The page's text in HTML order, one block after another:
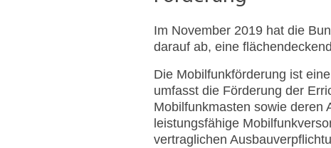
Im November 2019 hat die
darauf ab, eine
Die Mobilfunkförderung ist
umfasst die Förderung der
Mobilfunkmasten sowie deren
leistungsfähige
vertraglichen